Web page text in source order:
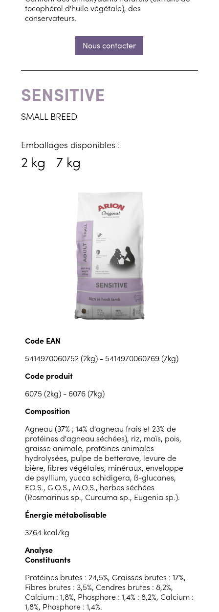
tocophérol d'huile végétale), des
conservateurs.
Nous contacter
SENSITIVE
SMALL BREED
Emballages disponibles :
2 kg 7 kg
Code EAN
5414970060752 (2kg) - 5414970060769 (7kg)
Code produit
6075 (2kg) - 6076 (7kg)
Composition
Agneau (37% ; 14% d'agneau frais et 23% de
protéines d'agneau séchées), riz, maïs, pois,
graisse animale, protéines animales
hydrolysées, pulpe de betterave, levure de
bière, fibres végétales, minéraux, enveloppe
de psyllium, yucca schidigera, ß-glucanes,
F.O.S., G.O.S., M.O.S., herbes séchées
(Rosmarinus sp., Curcuma sp., Eugenia sp.).
Énergie métabolisable
3764 kcal/kg
Analyse
Constituants
Protéines brutes : 24,5%, Graisses brutes : 17%,
Fibres brutes : 3,5%, Cendres brutes : 8,2%,
Calcium : 1,8%, Phosphore : 1,4% : 8,2%, Calcium :
1,8%, Phosphore : 1,4%.